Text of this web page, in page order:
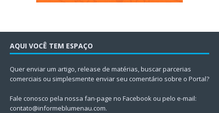
AQUI VOCÊ TEM ESPAÇO
Quer enviar um artigo, release de matérias, buscar parcerias
comerciais ou simplesmente enviar seu comentário sobre o Portal?
Fale conosco pela nossa fan-page no Facebook ou pelo e-mail:
contato@informeblumenau.com.